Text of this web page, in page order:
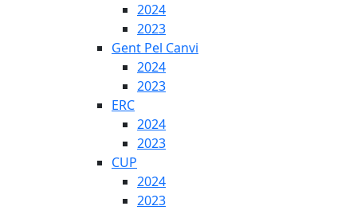
2024
2023
Gent Pel Canvi
2024
2023
ERC
2024
2023
CUP
2024
2023